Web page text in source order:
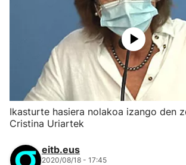
Ikasturte hasiera nolakoa izango den
Cristina Uriartek
eitb.eus
2020/08/18 - 17:45